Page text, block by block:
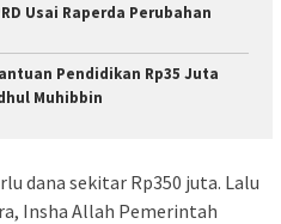
Usai Raperda Perubahan
Pendidikan Rp35 Juta
Muhibbin
dana sekitar Rp350 juta. Lalu
Insha Allah Pemerintah